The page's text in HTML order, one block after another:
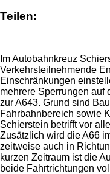
Teilen:
Im Autobahnkreuz
Verkehrsteilnehmende
Einschränkungen
mehrere Sperrungen auf
zur A643. Grund sind
Fahrbahnbereich sowie
Schierstein betrifft vor
Zusätzlich wird die A66
zeitweise auch in
kurzen Zeitraum ist die
beide Fahrtrichtungen